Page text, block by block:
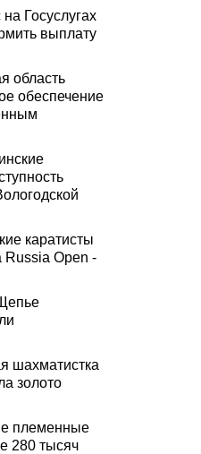
Госуслугах
выплату
область
обеспечение
каратисты
Russia Open -
шахматистка
золото
племенные
280 тысяч